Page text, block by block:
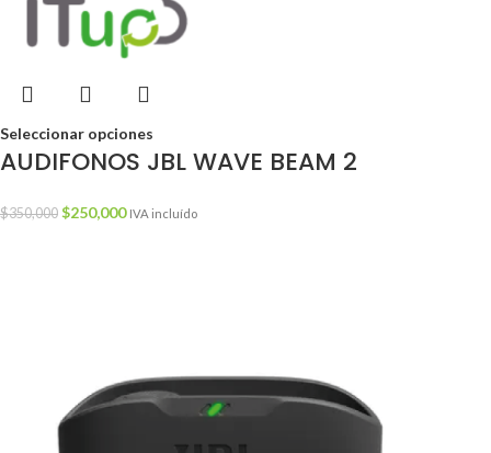
Seleccionar opciones
AUDIFONOS JBL WAVE BEAM 2
$350,000 $250,000 IVA incluído